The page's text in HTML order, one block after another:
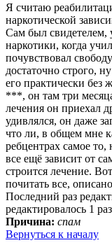
Я считаю
наркотической
Сам был свидетелем,
наркотики, когда
почувствовал
достаточно строго,
его практически без
***, он там три
лечения он приехал
удивлялся, он даже
что ли, в общем мне
ребцентрах самое
все ещё зависит от
строится лечение.
почитать все,
Последний раз
редактировалось 1
Причина: спам
Вернуться к началу